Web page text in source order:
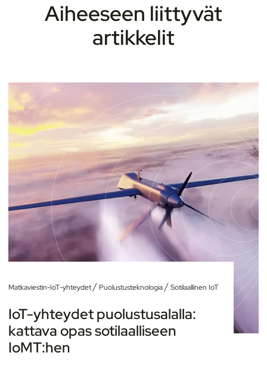
Aiheeseen liittyvät
artikkelit
Matkaviestin-IoT-yhteydet/ Puolustusteknologia/Sotilaallinen IoT
IoT-yhteydet puolustusalalla:
kattava opas sotilaalliseen
IoMT:hen